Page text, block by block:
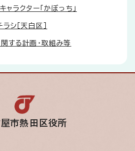
ャラクター「かぼっち」
シ［天白区］
する計画・取組み等
市熱田区役所